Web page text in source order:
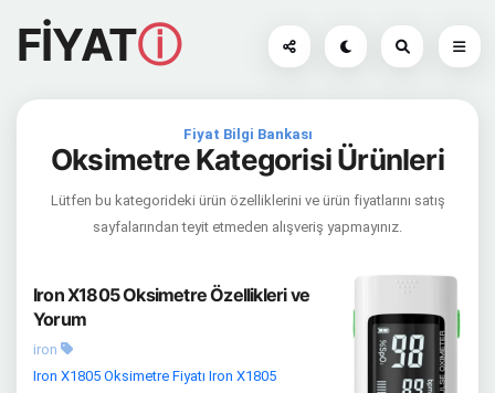
FİYATⓘ
Fiyat Bilgi Bankası
Oksimetre Kategorisi Ürünleri
Lütfen bu kategorideki ürün özelliklerini ve ürün fiyatlarını satış
sayfalarından teyit etmeden alışveriş yapmayınız.
Iron X1805 Oksimetre Özellikleri ve
Yorum
iron
Iron X1805 Oksimetre Fiyatı Iron X1805